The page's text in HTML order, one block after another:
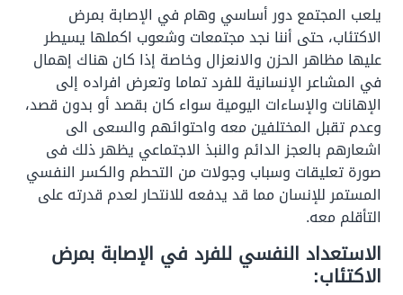
يلعب المجتمع دور أساسي وهام في الإصابة بمرض
الاكتئاب، حتى أننا نجد مجتمعات وشعوب اكملها يسيطر
عليها مظاهر الحزن والانعزال وخاصة إذا كان هناك إهمال
في المشاعر الإنسانية للفرد تماما وتعرض افراده إلى
الإهانات والإساءات اليومية سواء كان بقصد أو بدون قصد،
وعدم تقبل المختلفين معه واحتوائهم والسعى الى
اشعارهم بالعجز الدائم والنبذ الاجتماعي يظهر ذلك فى
صورة تعليقات وسباب وجولات من التحطم والكسر النفسي
المستمر للإنسان مما قد يدفعه للانتحار لعدم قدرته على
التأقلم معه.
الاستعداد النفسي للفرد في الإصابة بمرض
الاكتئاب: